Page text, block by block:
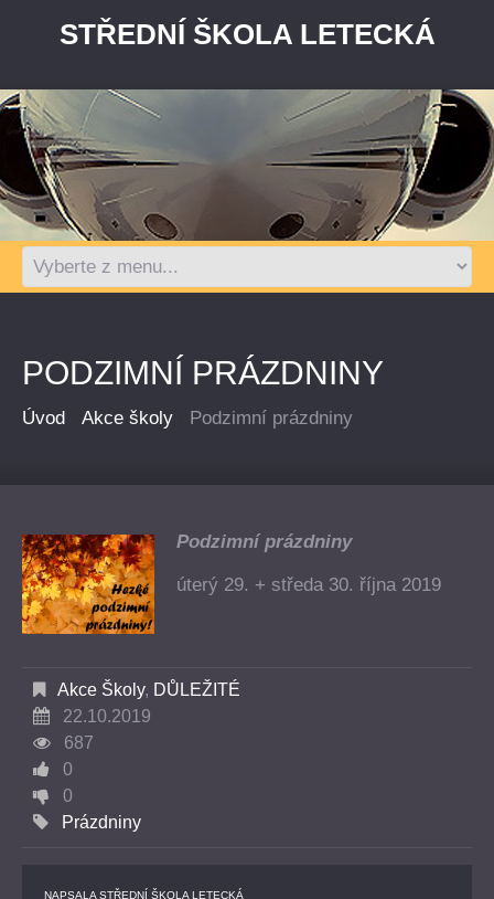
STŘEDNÍ ŠKOLA LETECKÁ
PODZIMNÍ PRÁZDNINY
Úvod Akce školy Podzimní prázdniny
Podzimní prázdniny
úterý 29. + středa 30. října 2019
Akce Školy, DŮLEŽITÉ
22.10.2019
687
0
0
Prázdniny
NAPSALASTŘEDNÍ ŠKOLA LETECKÁ